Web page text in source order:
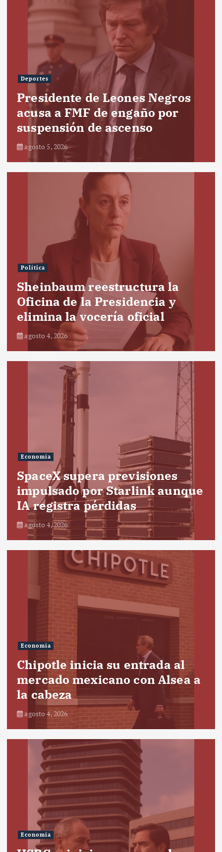
Deportes
Presidente de Leones Negros
acusa a FMF de engaño por
suspensión de ascenso
agosto 5, 2026
Política
Sheinbaum reestructura la
Oficina de la Presidencia y
elimina la vocería oficial
agosto 4, 2026
Economía
SpaceX supera previsiones
impulsado por Starlink aunque
IA registra pérdidas
agosto 4, 2026
Economía
Chipotle inicia su entrada al
mercado mexicano con Alsea a
la cabeza
agosto 4, 2026
Economía